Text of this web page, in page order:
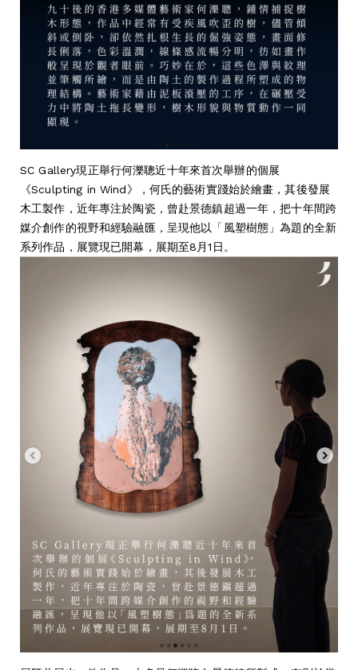
SC Gallery現正舉行何濼聰近十年來首次舉辦的個展
《Sculpting in Wind》，何氏的藝術實踐始於繪畫，其後發展
木工製作，近年專注於陶瓷，曾赴景德鎮超過一年，把十年間跨
媒介創作的視野和經驗融匯，呈現他以「風塑樹態」為題的全新
系列作品，展覽現已開幕，展期至8月1日。